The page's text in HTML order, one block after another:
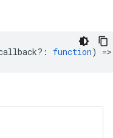
: function)